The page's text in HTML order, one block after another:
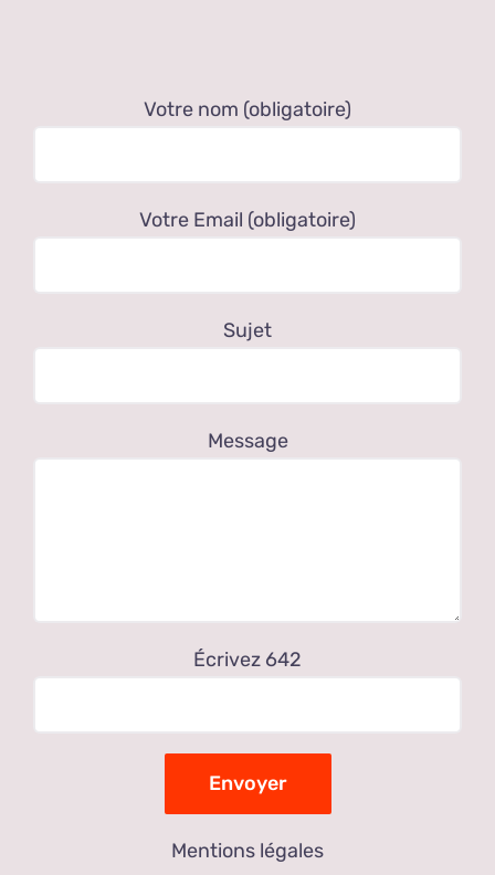
Votre nom (obligatoire)
Votre Email (obligatoire)
Sujet
Message
Écrivez 642
Mentions légales